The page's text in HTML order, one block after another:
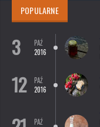
POPULARNE
3
PAŹ
2016
12
PAŹ
2016
PAŹ